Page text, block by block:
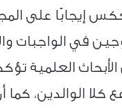
إيجابًا على
في الواجبات
العلمية
الوالدين،